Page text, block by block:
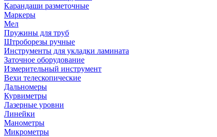
Карандаши разметочные
Маркеры
Мел
Пружины для труб
Штроборезы ручные
Инструменты для укладки ламината
Заточное оборудование
Измерительный инструмент
Вехи телескопические
Дальномеры
Курвиметры
Лазерные уровни
Линейки
Манометры
Микрометры